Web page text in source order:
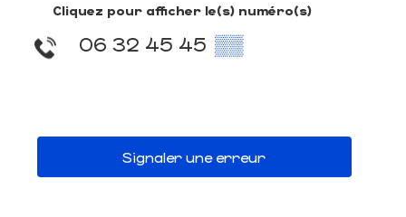
Cliquez pour afficher le(s) numéro(s)
06 32 45 45 ▒▒
Signaler une erreur